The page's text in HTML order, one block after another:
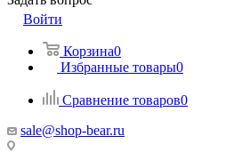
Войти
Корзина0
Избранные товары0
Сравнение товаров0
sale@shop-bear.ru